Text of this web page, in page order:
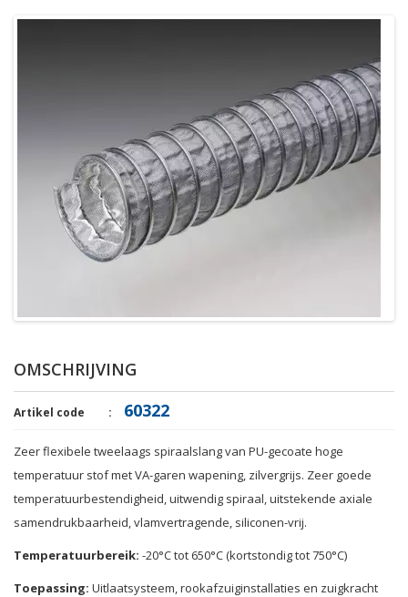
OMSCHRIJVING
Artikel code 60322
Zeer flexibele tweelaags spiraalslangvan PU-gecoate hoge
temperatuur stof metVA-garen wapening, zilvergrijs. Zeer goede
temperatuurbestendigheid,uitwendig spiraal, uitstekende axiale
samendrukbaarheid,vlamvertragende, siliconen-vrij.
Temperatuurbereik: -20°Ctot 650°C(kortstondig tot750°C)
Toepassing: Uitlaatsysteem,rookafzuiginstallaties en zuigkracht